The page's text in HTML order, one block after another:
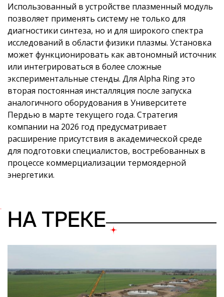
Использованный в устройстве плазменный модуль
позволяет применять систему не только для
диагностики синтеза, но и для широкого спектра
исследований в области физики плазмы. Установка
может функционировать как автономный источник
или интегрироваться в более сложные
экспериментальные стенды. Для Alpha Ring это
вторая постоянная инсталляция после запуска
аналогичного оборудования в Университете
Пердью в марте текущего года. Стратегия
компании на 2026 год предусматривает
расширение присутствия в академической среде
для подготовки специалистов, востребованных в
процессе коммерциализации термоядерной
энергетики.
НА ТРЕКЕ